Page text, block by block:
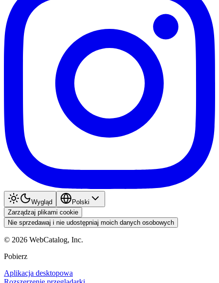
Wygląd
Polski
Zarządzaj plikami cookie
Nie sprzedawaj i nie udostępniaj moich danych osobowych
© 2026 WebCatalog, Inc.
Pobierz
Aplikacja desktopowa